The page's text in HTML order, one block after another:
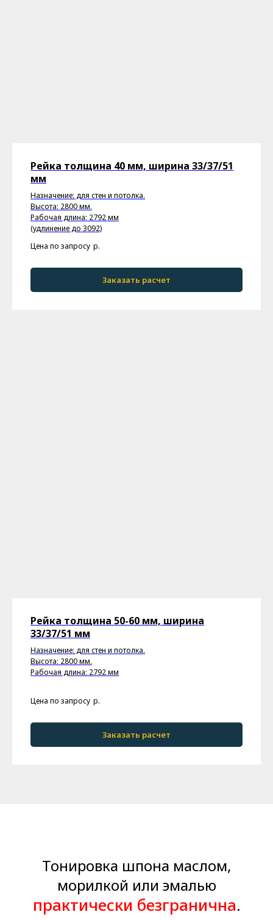
Рейка толщина 40 мм, ширина 33/37/51
мм
Назначение: для стен и потолка.
Высота: 2800 мм.
Рабочая длина: 2792 мм
(удлинение до 3092)
Цена по запросу р.
Заказать расчет
Рейка толщина 50-60 мм, ширина
33/37/51 мм
Назначение: для стен и потолка.
Высота: 2800 мм.
Рабочая длина: 2792 мм
Цена по запросу р.
Заказать расчет
Тонировка шпона маслом,
морилкой или эмалью
практически безгранична.